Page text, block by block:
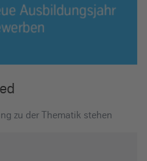
zu der Thematik stehen